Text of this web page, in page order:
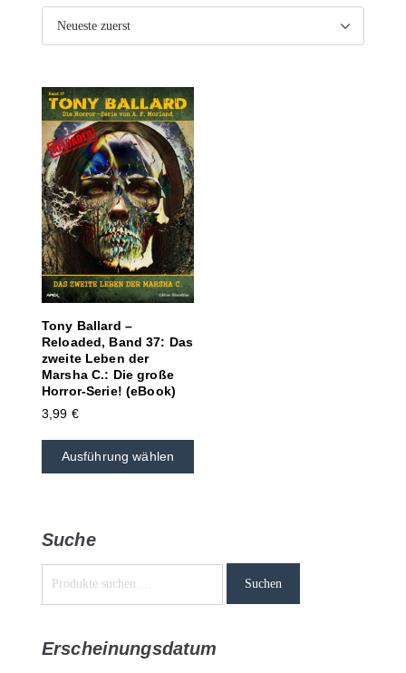
Tony Ballard –
Reloaded, Band 37: Das
zweite Leben der
Marsha C.: Die große
Horror-Serie! (eBook)
3,99 €
Ausführung wählen
Suche
Suchen
Erscheinungsdatum